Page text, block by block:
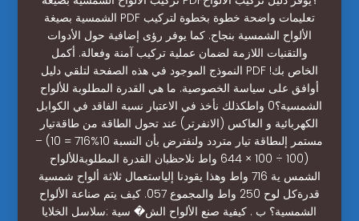
الشمسية بصيغة PDF تعليمات واضحة خطوة بخطوة لتركيب
الألواح الشمسية بنجاح. كما يوفر رؤى إضافية حول الأدوات
والتقنيات اللازمة لضمان عملية تركيب آمنة وفعالة. أكمل
النموذج الموجود في هذه الصفحة لتلقي دليل PDF الخاص بك!
أوافق على سياسة الخصوصية. ما هي القدرة المطلوبة للألواح
الشمسية؟0 واطكذلك نأخذ في الاعتبار نسبة الفاقد في الكوابل
الكهربائية و العاكس (الانفرتر) عند تحول الطاقة من طاقةتيار
مستمر إلىطاقة تيار متردد ولنفترض بأن النسبة 10%716 = 10) –
(100 ÷ 100 × 644 واط نلاحظبان القدرة المطلوبةللألواح
الشمس ية 716 واط وهذا يقودنا إلياستعمال ثلاثة ألواح شمسية
قدرةكل لوح 250 واط والمجموع 057. كيف يتم صناعة الألواح
الشمسية؟ ب . كيفية صنع الألواح الش� سية :سلاسل الخلايا